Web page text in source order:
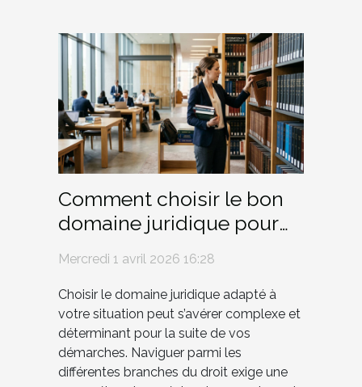
Comment choisir le bon
domaine juridique pour
votre situation ?
Mercredi 1 avril 2026 16:28
Choisir le domaine juridique adapté à
votre situation peut s’avérer complexe et
déterminant pour la suite de vos
démarches. Naviguer parmi les
différentes branches du droit exige une